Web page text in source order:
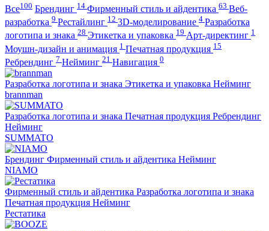
Все100 Брендинг 14 Фирменный стиль и айдентика 63 Веб-
разработка 9 Рестайлинг 12 3D-моделирование 4 Разработка
логотипа и знака 28 Этикетка и упаковка 19 Арт-директинг 1
Моушн-дизайн и анимация 1 Печатная продукция 15
Ребрендинг 7 Нейминг 21 Навигация 0
Разработка логотипа и знака Этикетка и упаковка Нейминг
brannman
Разработка логотипа и знака Печатная продукция Ребрендинг
Нейминг
SUMMATO
Брендинг Фирменный стиль и айдентика Нейминг
NIAMO
Фирменный стиль и айдентика Разработка логотипа и знака
Печатная продукция Нейминг
Рестатика